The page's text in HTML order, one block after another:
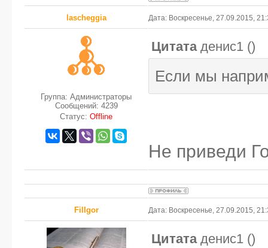
lascheggia Дата: Воскресенье, 27.09.2015,
Группа: Администраторы
Сообщений: 4239
Статус: Offline
Цитата денис1 ()
Если мы
Не приведи
FilIgor Дата: Воскресенье, 27.09.2015,
Цитата денис1 ()